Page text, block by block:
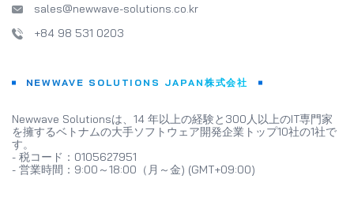
sales@newwave-solutions.co.kr
+84 98 531 0203
NEWWAVE SOLUTIONS JAPAN株式会社
Newwave Solutionsは、14 年以上の経験と300人以上のIT専門家
を擁するベトナムの大手ソフトウェア開発企業トップ10社の1社で
す。
- 税コード：0105627951
- 営業時間：9:00～18:00（月～金) (GMT+09:00)